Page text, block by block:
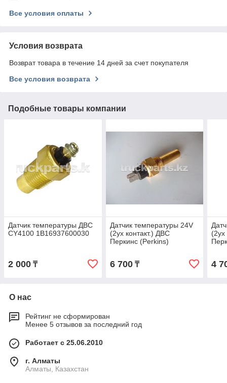
Все условия оплаты
Условия возврата
Возврат товара в течение 14 дней за счет покупателя
Все условия возврата
Подобные товары компании
Датчик температуры ДВС
CY4100 1B16937600030
2 000 ₸
Датчик температуры 24V
(2ух контакт.) ДВС
Перкинс (Perkins)
6 700₸
(2ух
4
О нас
Рейтинг не сформирован
Менее 5 отзывов за последний год
Работает с 25.06.2010
г. Алматы
Алматы, Казахстан